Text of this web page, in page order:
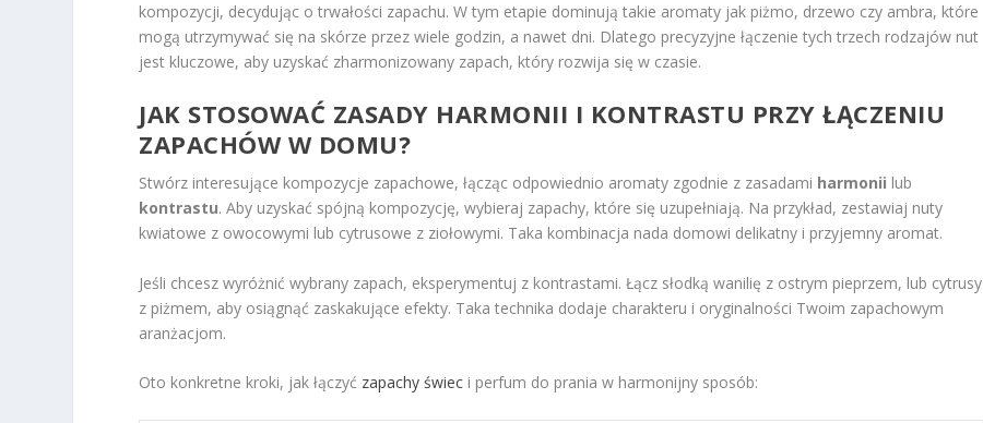
kompozycji, decydując o trwałości zapachu. W tym etapie dominują takie aromaty jak piżmo, drzewo czy ambra, które
mogą utrzymywać się na skórze przez wiele godzin, a nawet dni. Dlatego precyzyjne łączenie tych trzech rodzajów nut
jest kluczowe, aby uzyskać zharmonizowany zapach, który rozwija się w czasie.
JAK STOSOWAĆ ZASADY HARMONII I KONTRASTU PRZY ŁĄCZENIU
ZAPACHÓW W DOMU?
Stwórz interesujące kompozycje zapachowe, łącząc odpowiednio aromaty zgodnie z zasadami harmonii lub
kontrastu. Aby uzyskać spójną kompozycję, wybieraj zapachy, które się uzupełniają. Na przykład, zestawiaj nuty
kwiatowe z owocowymi lub cytrusowe z ziołowymi. Taka kombinacja nada domowi delikatny i przyjemny aromat.
Jeśli chcesz wyróżnić wybrany zapach, eksperymentuj z kontrastami. Łącz słodką wanilię z ostrym pieprzem, lub cytrusy
z piżmem, aby osiągnąć zaskakujące efekty. Taka technika dodaje charakteru i oryginalności Twoim zapachowym
aranżacjom.
Oto konkretne kroki, jak łączyć zapachy świec i perfum do prania w harmonijny sposób: